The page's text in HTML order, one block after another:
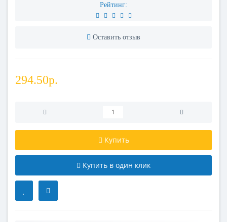
Рейтинг:
Оставить отзыв
294.50р.
Купить
Купить в один клик